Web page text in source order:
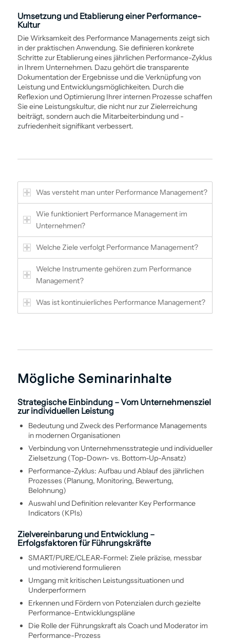
Umsetzung und Etablierung einer Performance-
Kultur
Die Wirksamkeit des Performance Managements zeigt sich
in der praktischen Anwendung. Sie definieren konkrete
Schritte zur Etablierung eines jährlichen Performance-Zyklus
in Ihrem Unternehmen. Dazu gehört die transparente
Dokumentation der Ergebnisse und die Verknüpfung von
Leistung und Entwicklungsmöglichkeiten. Durch die
Reflexion und Optimierung Ihrer internen Prozesse schaffen
Sie eine Leistungskultur, die nicht nur zur Zielerreichung
beiträgt, sondern auch die Mitarbeiter­bindung und -
zufriedenheit signifikant verbessert.
Was versteht man unter Performance Management?
Wie ­funktioniert Performance Management im
Unternehmen?
Welche Ziele verfolgt Performance Management?
Welche Instrumente gehören zum Performance
Management?
Was ist kontinuierliches Performance Management?
Mögliche Seminarinhalte
Strategische Ein­bindung – Vom Unternehmensziel
zur individuellen Leistung
Bedeutung und Zweck des Performance Managements
in modernen Organisationen
Ver­bindung von Unternehmens­strategie und individueller
Zielsetzung (Top-Down- vs. Bottom-Up-Ansatz)
Performance-Zyklus: Aufbau und Ablauf des jährlichen
Prozesses (Planung, Monitoring, Bewertung,
Belohnung)
Auswahl und Definition relevanter Key Performance
Indicators (KPIs)
Zielvereinbarung und Entwicklung –
Erfolgsfaktoren für Führungskräfte
SMART/PURE/CLEAR-Formel: Ziele präzise, messbar
und motivierend formulieren
Umgang mit kritischen Leistungssituationen und
Underperformern
Erkennen und Fördern von Potenzialen durch gezielte
Performance-Entwicklungspläne
Die Rolle der Führungs­kraft als Coach und Moderator im
Performance-Prozess